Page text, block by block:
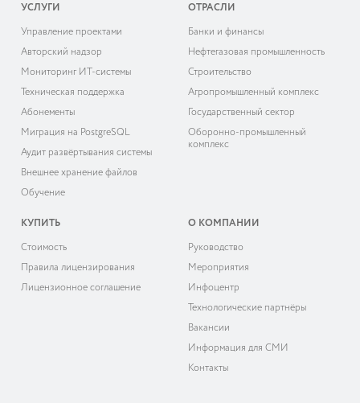
УСЛУГИ
Управление проектами
Авторский надзор
Мониторинг ИТ-системы
Техническая поддержка
Абонементы
Миграция на PostgreSQL
Аудит развёртывания системы
Внешнее хранение файлов
Обучение
ОТРАСЛИ
Банки и финансы
Нефтегазовая промышленность
Строительство
Агропромышленный комплекс
Государственный сектор
Оборонно-промышленный
комплекс
КУПИТЬ
Cтоимость
Правила лицензирования
Лицензионное соглашение
О КОМПАНИИ
Руководство
Мероприятия
Инфоцентр
Технологические партнёры
Вакансии
Информация для СМИ
Контакты